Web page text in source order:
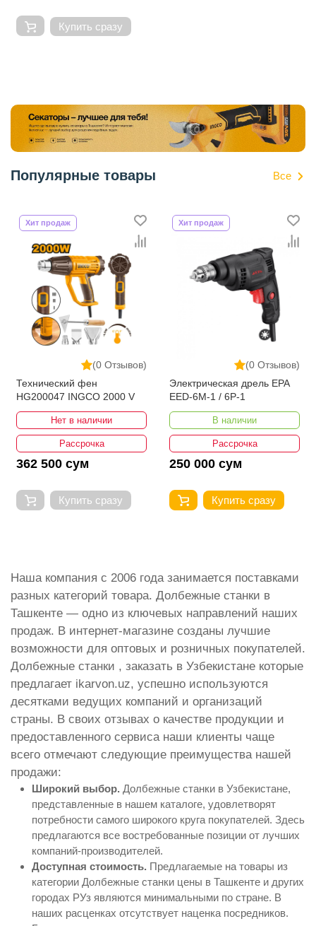
Купить сразу
Популярные товары Все
(0 Отзывов)
Хит продаж
Технический фен
HG200047 INGCO 2000 V
Нет в наличии
Рассрочка
362 500 сум
Купить сразу
(0 Отзывов)
Хит продаж
Электрическая дрель EPA
EED-6M-1 / 6P-1
В наличии
Рассрочка
250 000 сум
Купить сразу
Наша компания с 2006 года занимается поставками
разных категорий товара. Долбежные станки в
Ташкенте — одно из ключевых направлений наших
продаж. В интернет-магазине созданы лучшие
возможности для оптовых и розничных покупателей.
Долбежные станки , заказать в Узбекистане которые
предлагает ikarvon.uz, успешно используются
десятками ведущих компаний и организаций
страны. В своих отзывах о качестве продукции и
предоставленного сервиса наши клиенты чаще
всего отмечают следующие преимущества нашей
продажи:
Широкий выбор. Долбежные станки в Узбекистане,
представленные в нашем каталоге, удовлетворят
потребности самого широкого круга покупателей. Здесь
предлагаются все востребованные позиции от лучших
компаний-производителей.
Доступная стоимость. Предлагаемые на товары из
категории Долбежные станки цены в Ташкенте и других
городах РУз являются минимальными по стране. В
наших расценках отсутствует наценка посредников.